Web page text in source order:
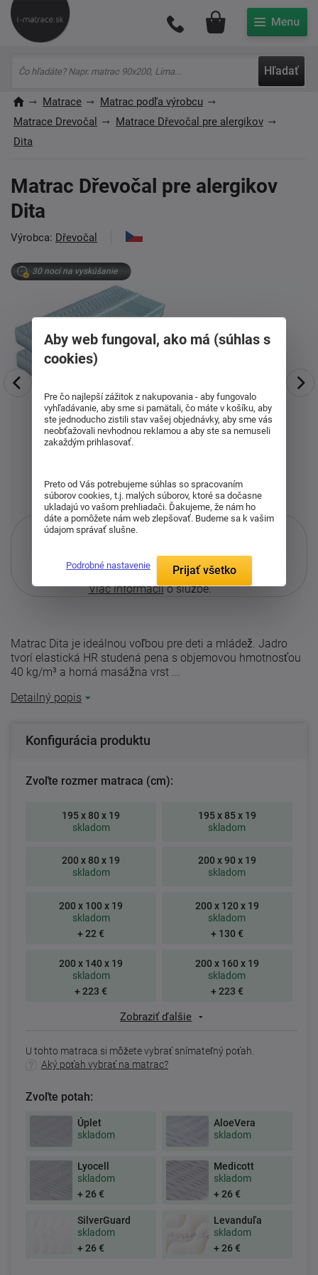
Hľadať
Môj účet
Matrace
Matrac podľa výrobcu
Matrace Drevočal
Matrace Dřevočal pre alergikov
Dita
Matrac Dřevočal pre alergikov
Dita
Výrobca: Dřevočal
30 nocí na vyskúšanie
Iba pri nákupe cez i-matrace.sk
Viac informáciío službe.
Matrac Dita je ideálnou voľbou pre deti a mládež. Jadro
tvorí elastická HR studená pena s objemovou hmotnosťou
40 kg/m³ a horná masážna vrst ...
Detailný popis
Konfigurácia produktu
Zvoľte rozmer matraca (cm):
195 x 80 x 19
skladom
195 x 85 x 19
skladom
200 x 80 x 19
skladom
200 x 90 x 19
skladom
200 x 100 x 19
skladom
+ 22 €
200 x 120 x 19
skladom
+ 130 €
200 x 140 x 19
skladom
+ 223 €
200 x 160 x 19
skladom
+ 223 €
Zobraziť ďalšie
U tohto matraca si môžete vybrať snímateľný poťah.
Aký poťah vybrať na matrac?
Zvoľte potah:
Úplet
skladom
AloeVera
skladom
Lyocell
skladom
+ 26 €
Medicott
skladom
+ 26 €
SilverGuard
skladom
+ 26 €
Levanduľa
skladom
+ 26 €
Aby web fungoval, ako má (súhlas s
cookies)
Pre čo najlepší zážitok z nakupovania - aby fungovalo
vyhľadávanie, aby sme si pamätali, čo máte v košíku, aby
ste jednoducho zistili stav vašej objednávky, aby sme vás
neobťažovali nevhodnou reklamou a aby ste sa nemuseli
zakaždým prihlasovať.
Preto od Vás potrebujeme súhlas so spracovaním
súborov cookies, t.j. malých súborov, ktoré sa dočasne
ukladajú vo vašom prehliadači. Ďakujeme, že nám ho
dáte a pomôžete nám web zlepšovať. Budeme sa k vašim
údajom správať slušne.
Podrobné nastavenie Prijať všetko